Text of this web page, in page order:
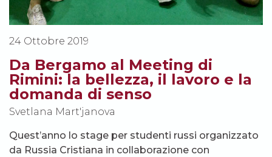
24 Ottobre 2019
Da Bergamo al Meeting di
Rimini: la bellezza, il lavoro e la
domanda di senso
Svetlana Mart'janova
Quest’anno lo stage per studenti russi organizzato
da Russia Cristiana in collaborazione con